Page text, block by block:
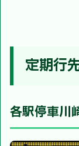
定期行
各駅停車川